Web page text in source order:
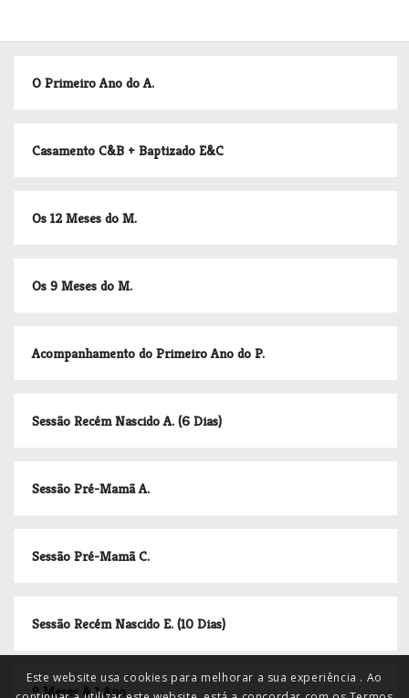
O Primeiro Ano do A.
Casamento C&B + Baptizado E&C
Os 12 Meses do M.
Os 9 Meses do M.
Acompanhamento do Primeiro Ano do P.
Sessão Recém Nascido A. (6 Dias)
Sessão Pré-Mamã A.
Sessão Pré-Mamã C.
Sessão Recém Nascido E. (10 Dias)
9 Meses & 1 Ano
Este website usa cookies para melhorar a sua experiência . Ao